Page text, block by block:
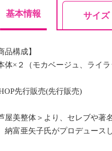
基本情報 サイズ
品構成】
体×２（モカベージュ、ライラ
先行販売(先行販売)
屋美整体＞より、セレブや著
納富亜矢子氏がプロデュース